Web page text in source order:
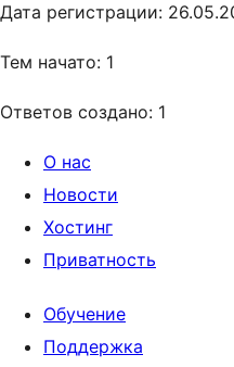
Дата регистрации:
Тем начато: 1
Ответов создано: 1
О нас
Новости
Хостинг
Приватность
Обучение
Поддержка